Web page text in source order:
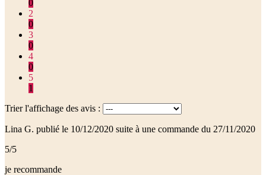
0
2
0
3
0
4
0
5
1
Trier l'affichage des avis :
Lina G. publié le 10/12/2020 suite à une commande du 27/11/2020
5/5
je recommande